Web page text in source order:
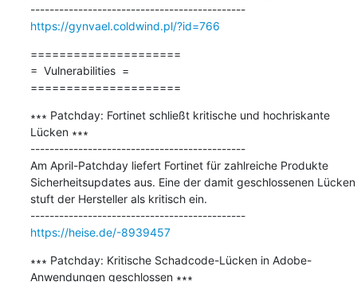
---------------------------------------------
https://gynvael.coldwind.pl/?id=766
=====================
=  Vulnerabilities  =
=====================
∗∗∗ Patchday: Fortinet schließt kritische und hochriskante
Lücken ∗∗∗
---------------------------------------------
Am April-Patchday liefert Fortinet für zahlreiche Produkte
Sicherheitsupdates aus. Eine der damit geschlossenen Lücken
stuft der Hersteller als kritisch ein.
---------------------------------------------
https://heise.de/-8939457
∗∗∗ Patchday: Kritische Schadcode-Lücken in Adobe-
Anwendungen geschlossen ∗∗∗